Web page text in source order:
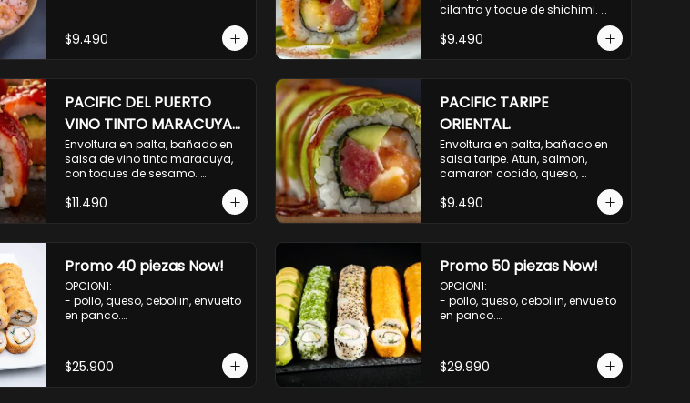
$9.490
cilantro y toque de shichimi.
Atun, camaron, queso, cebollin.
$9.490
PACIFIC DEL PUERTO
VINO TINTO MARACUYA
ORIENTAL.
Envoltura en palta, bañado en
salsa de vino tinto maracuya,
con toques de sesamo.
Camaron furai, salmon, queso,
pepino.
$11.490
PACIFIC TARIPE
ORIENTAL.
Envoltura en palta, bañado en
salsa taripe. Atun, salmon,
camaron cocido, queso,
$9.490
Promo 40 piezas Now!
OPCION1:
- pollo, queso, cebollin, envuelto
en panco.
- palmito, pepino, queso,
envuelto en palta.
$25.900
Promo 50 piezas Now!
OPCION1:
- pollo, queso, cebollin, envuelto
en panco.
- palmito, pepino, queso,
envuelto en palta.
$29.990